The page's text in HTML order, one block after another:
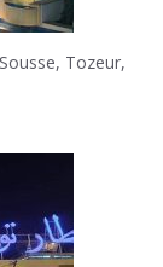
Tozeur,